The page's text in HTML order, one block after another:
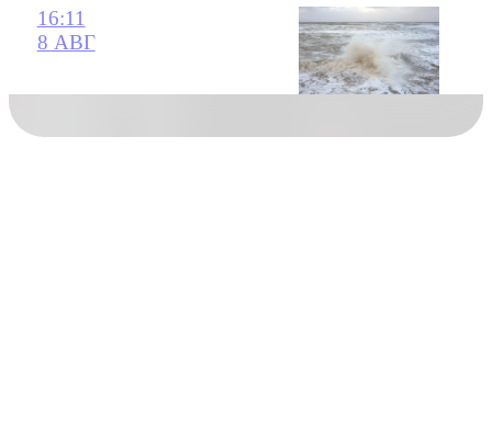
16:11
8 АВГ